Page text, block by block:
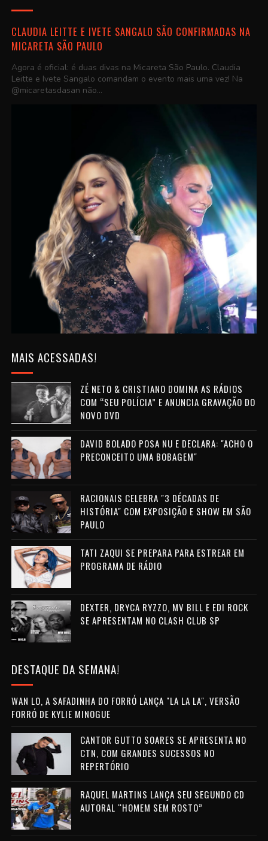
CLAUDIA LEITTE E IVETE SANGALO SÃO CONFIRMADAS NA
MICARETA SÃO PAULO
Agora é oficial: é duas divas na Micareta São Paulo. Claudia
Leitte e Ivete Sangalo comandam o evento mais uma vez! Na
@micaretasdasan não...
MAIS ACESSADAS!
ZÉ NETO & CRISTIANO DOMINA AS RÁDIOS
COM “SEU POLÍCIA” E ANUNCIA GRAVAÇÃO DO
NOVO DVD
DAVID BOLADO POSA NU E DECLARA: "ACHO O
PRECONCEITO UMA BOBAGEM"
RACIONAIS CELEBRA "3 DÉCADAS DE
HISTÓRIA" COM EXPOSIÇÃO E SHOW EM SÃO
PAULO
TATI ZAQUI SE PREPARA PARA ESTREAR EM
PROGRAMA DE RÁDIO
DEXTER, DRYCA RYZZO, MV BILL E EDI ROCK
SE APRESENTAM NO CLASH CLUB SP
DESTAQUE DA SEMANA!
WAN LO, A SAFADINHA DO FORRÓ LANÇA "LA LA LA", VERSÃO
FORRÓ DE KYLIE MINOGUE
CANTOR GUTTO SOARES SE APRESENTA NO
CTN, COM GRANDES SUCESSOS NO
REPERTÓRIO
RAQUEL MARTINS LANÇA SEU SEGUNDO CD
AUTORAL “HOMEM SEM ROSTO”